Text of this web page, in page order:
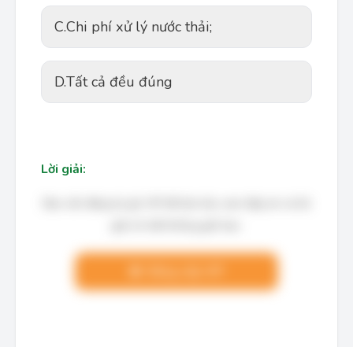
C.Chi phí xử lý nước thải;
D.Tất cả đều đúng
Lời giải: